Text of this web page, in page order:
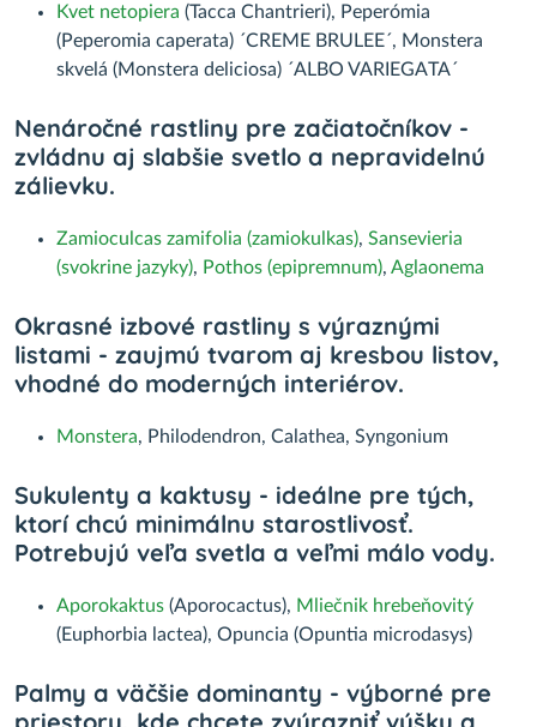
Kvet netopiera (Tacca Chantrieri), Peperómia
(Peperomia caperata) ´CREME BRULEE´, Monstera
skvelá (Monstera deliciosa) ´ALBO VARIEGATA´
Nenáročné rastliny pre začiatočníkov -
zvládnu aj slabšie svetlo a nepravidelnú
zálievku.
Zamioculcas zamifolia (zamiokulkas), Sansevieria
(svokrine jazyky), Pothos (epipremnum), Aglaonema
Okrasné izbové rastliny s výraznými
listami - zaujmú tvarom aj kresbou listov,
vhodné do moderných interiérov.
Monstera, Philodendron, Calathea, Syngonium
Sukulenty a kaktusy - ideálne pre tých,
ktorí chcú minimálnu starostlivosť.
Potrebujú veľa svetla a veľmi málo vody.
Aporokaktus (Aporocactus), Mliečnik hrebeňovitý
(Euphorbia lactea), Opuncia (Opuntia microdasys)
Palmy a väčšie dominanty - výborné pre